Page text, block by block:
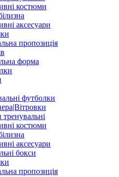
костюми
аксесуари
пропозиція
форма
футболки
костюми
аксесуари
бокси
пропозиція